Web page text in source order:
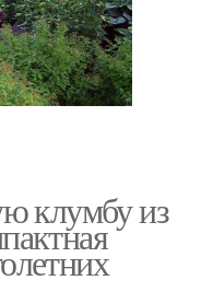
клумбу из